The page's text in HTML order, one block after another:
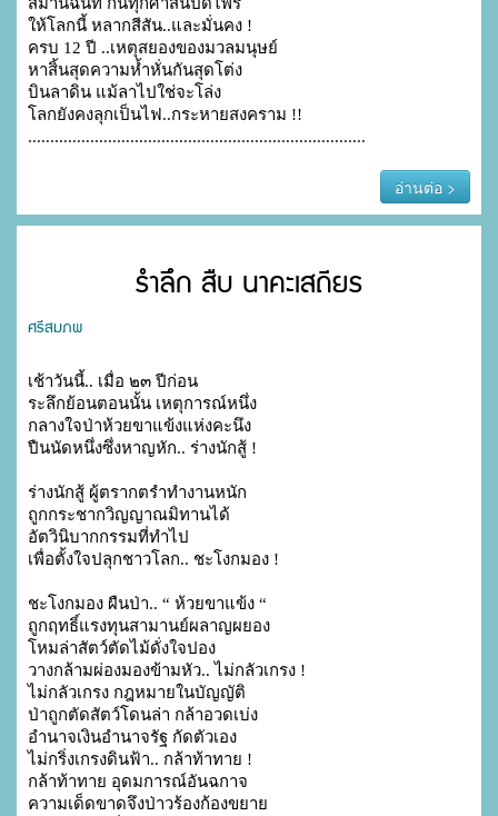
ให้โลกนี้ หลากสีสัน..และมั่นคง !
ครบ 12 ปี ..เหตุสยองของมวลมนุษย์
หาสิ้นสุดความห้ำหั่นกันสุดโต่ง
บินลาดิน แม้ลาไปใช่จะโล่ง
โลกยังคงลุกเป็นไฟ..กระหายสงคราม !!
............................................................................
อ่านต่อ >
รำลึก สืบ นาคะเสถียร
ศรีสมภพ
เช้าวันนี้.. เมื่อ ๒๓ ปีก่อน
ระลึกย้อนตอนนั้น เหตุการณ์หนึ่ง
กลางใจป่าห้วยขาแข้งแห่งคะนึง
ปืนนัดหนึ่งซึ่งหาญหัก.. ร่างนักสู้ !
ร่างนักสู้ ผู้ตรากตรำทำงานหนัก
ถูกกระชากวิญญาณมิทานได้
อัตวินิบากกรรมที่ทำไป
เพื่อตั้งใจปลุกชาวโลก.. ชะโงกมอง !
ชะโงกมอง ผืนป่า.. “ ห้วยขาแข้ง “
ถูกฤทธิ์แรงทุนสามานย์ผลาญผยอง
โหมล่าสัตว์ตัดไม้ดั่งใจปอง
วางกล้ามผ่องมองข้ามหัว.. ไม่กลัวเกรง !
ไม่กลัวเกรง กฎหมายในบัญญัติ
ป่าถูกตัดสัตว์โดนล่า กล้าอวดเบ่ง
อำนาจเงินอำนาจรัฐ กัดตัวเอง
ไม่กริ่งเกรงดินฟ้า.. กล้าท้าทาย !
กล้าท้าทาย อุดมการณ์อันฉกาจ
ความเด็ดขาดจึงป่าวร้องก้องขยาย